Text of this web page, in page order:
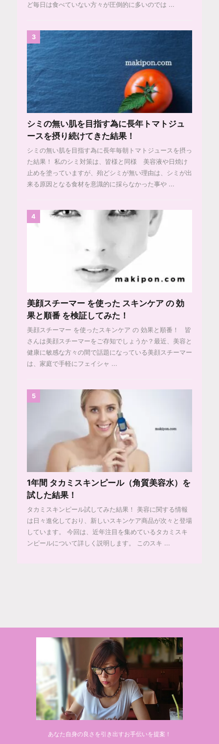
ど毎日は食べていない方々が圧倒的に多いのでは ...
3
シミの無い肌を目指す為に長年トマトジュ
ースを摂り続けてきた結果！
シミの無い肌を目指す為に長年毎朝トマトジュースを摂っ
た結果！ 私のシミ対策は、皆様と同様 美容液や日焼け
止めを塗っていますが、殆どシミが無い理由は、シミが出
来る原因となる食材を意識的に採らなかった事や ...
4
美顔スチーマー を使った スキンケア の 効
果と順番 を検証してみた！
美顔スチーマー を使ったスキンケア の 効果と順番！ 皆
さんは美顔スチーマーをご存知でしょうか？最近、美容と
健康に敏感な方々の間で話題になっている美顔スチーマー
は、家庭で手軽にフェイシャ ...
5
1年間 タカミスキンピール（角質美容水）を
試した結果！
タカミスキンピール試してみた結果！ 美容に関する情報
は日々進化しており、新しいスキンケア商品が次々と登場
しています。 今回は、近年注目を集めているタカミスキ
ンピールについて詳しく説明します。 このスキ ...
あなた自身の良さを引き出すお手伝いを提案！
AFFINGER5